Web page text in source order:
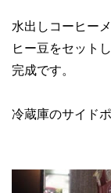
水出しコーヒー
ヒー豆をセット
完成です。
冷蔵庫のサイド